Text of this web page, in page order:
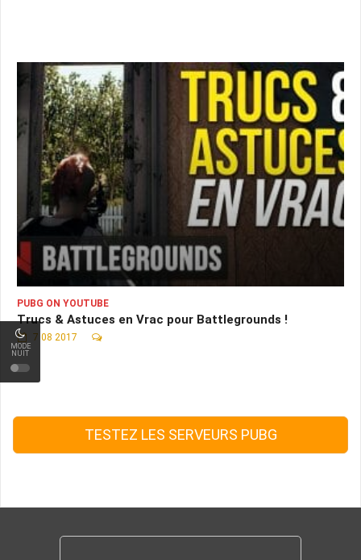
MODE
NUIT
PUBG ON YOUTUBE
Trucs & Astuces en Vrac pour Battlegrounds !
7 08 2017
TESTEZ LES SERVEURS PUBG